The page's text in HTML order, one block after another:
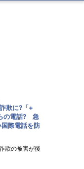
欺に?「+
の電話? 急
際電話を防
欺の被害が後